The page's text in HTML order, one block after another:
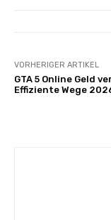
VORHERIGER ARTIKEL
GTA 5 Online Geld
Effiziente Wege